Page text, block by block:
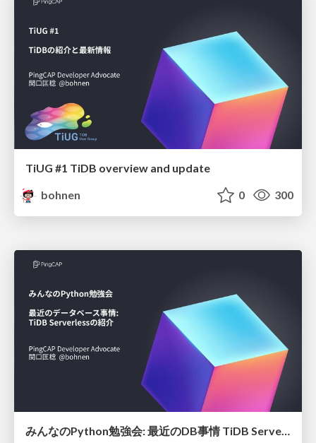
TiUG #1 TiDB overview and update
bohnen
0 300
みんなのPython勉強会: 最近のDB事情 TiDB Serverlessの紹介